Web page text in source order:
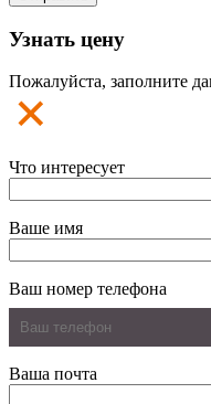
Узнать цену
Пожалуйста, заполните
Что интересует
Ваше имя
Ваш номер телефона
Ваша почта